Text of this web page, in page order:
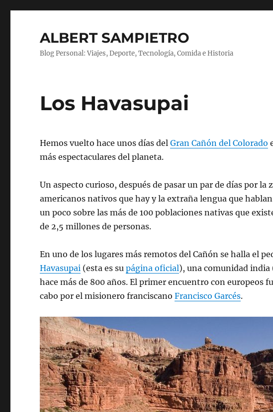
ALBERT SAMPIETRO
Blog Personal: Viajes, Deporte, Tecnología, Comida e Historia
Los Havasupai
Hemos vuelto hace unos días delGran Cañón del Colorado
más espectaculares del planeta.
Un aspecto curioso, después de pasar un par de días por
americanos nativos que hay y la extraña lengua que
un poco sobre las más de 100 poblaciones nativas que
de 2,5 millones de personas.
En uno de los lugares más remotos del Cañón se halla el
Havasupai (esta es supágina oficial), una comunidad india
hace más de 800 años. El primer encuentro con europeos
cabo por el misionero franciscanoFrancisco Garcés.